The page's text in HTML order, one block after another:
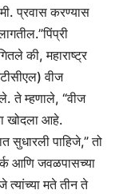
प्रवास करण्यास
पिंप्री
की, महाराष्ट्र
वीज
ते म्हणाले, “वीज
खोदला आहे.
सुधारली पाहिजे,” तो
आणि जवळपासच्या
त्यांच्या मते तीन ते